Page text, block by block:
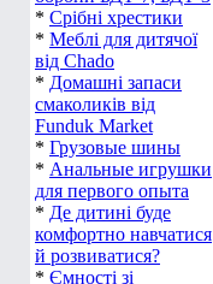
* Срібні хрестики
* Меблі для дитячої
від Chado
* Домашні запаси
смаколиків від
Funduk Market
* Грузовые шины
* Анальные игрушки
для первого опыта
* Де дитині буде
комфортно навчатися
й розвиватися?
* Ємності зі